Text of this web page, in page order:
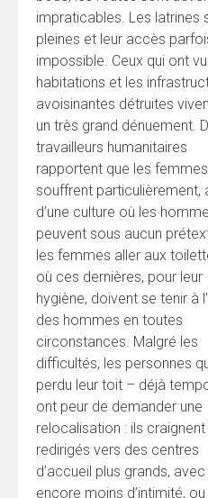
impraticables. Les latrines
pleines et leur accès
impossible. Ceux qui ont
habitations et les
avoisinantes détruites
un très grand dénuement.
travailleurs humanitaires
rapportent que les
souffrent particulièrement,
d’une culture où les
peuvent sous aucun
les femmes aller aux
où ces dernières, pour leur
hygiène, doivent se tenir à
des hommes en toutes
circonstances. Malgré les
difficultés, les personnes
perdu leur toit – déjà
ont peur de demander une
relocalisation : ils craignent
redirigés vers des centres
d’accueil plus grands, avec
encore moins d’intimité, ou